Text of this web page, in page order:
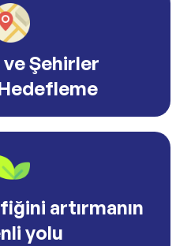
Şehirler
artırmanın
yolu